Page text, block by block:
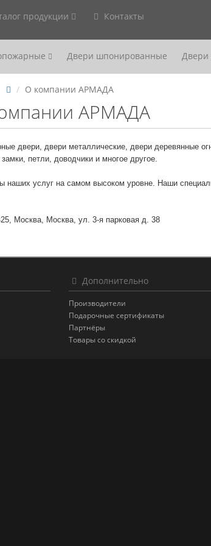
продукции Контакты
Двери шпонированные Двери
О компании АРМАДА
АРМАДА
двери, двери металлические, двери деревянные
петли, доводчики и многое другое.
наших услуг на самом высоком уровне. Наши
Москва, Москва, ул. 3-я парковая д. 38
Дополнительно
Производители
Подарочные сертификаты
Партнёры
Товары со скидкой